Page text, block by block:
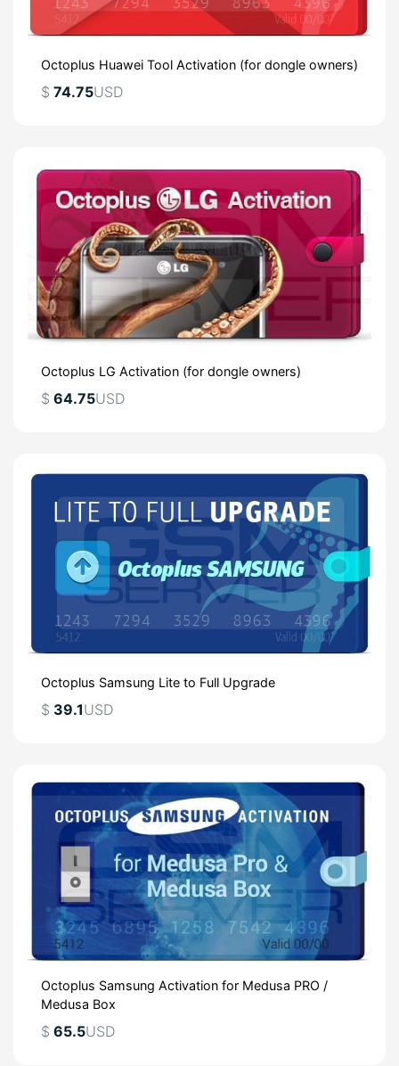
Octoplus Huawei Tool Activation (for dongle owners)
$ 74.75USD
Octoplus LG Activation (for dongle owners)
$ 64.75USD
Octoplus Samsung Lite to Full Upgrade
$ 39.1USD
Octoplus Samsung Activation for Medusa PRO /
Medusa Box
$ 65.5USD